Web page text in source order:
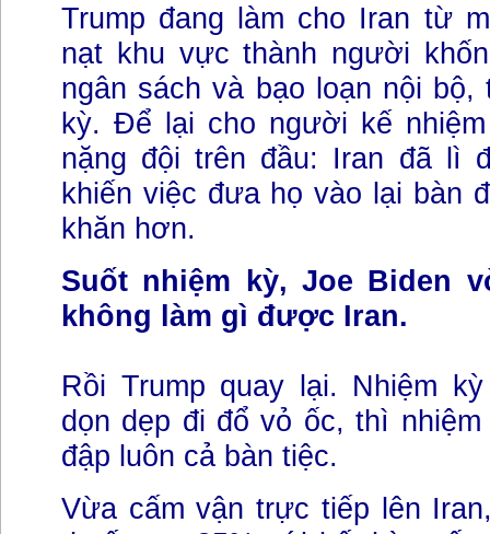
Trump đang làm cho Iran từ
nạt khu vực thành người
ngân sách và bạo loạn nội bộ,
kỳ. Để lại cho người kế
nặng đội trên đầu: Iran đã lì
khiến việc đưa họ vào lại bàn
khăn hơn.
Suốt nhiệm kỳ, Joe Biden
không làm gì được Iran.
Rồi Trump quay lại. Nhiệm
dọn dẹp đi đổ vỏ ốc, thì
đập luôn cả bàn tiệc.
Vừa cấm vận trực tiếp lên